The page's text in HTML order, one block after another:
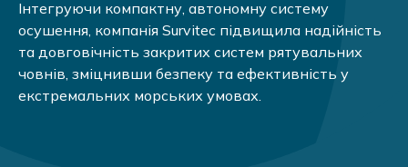
Інтегруючи компактну, автономну систему
осушення, компанія Survitec підвищила надійність
та довговічність закритих систем рятувальних
човнів, зміцнивши безпеку та ефективність у
екстремальних морських умовах.